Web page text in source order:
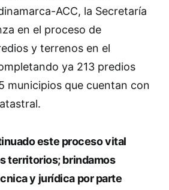
ACC, la Secretaría
en el proceso de
y terrenos en el
ya 213 predios
municipios que cuentan con
este proceso vital
territorios; brindamos
y jurídica por parte